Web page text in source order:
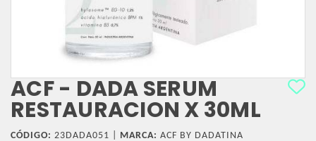
ACF - DADA SERUM
RESTAURACION X 30ML
CÓDIGO: 23DADA051 | MARCA: ACF BY DADATINA